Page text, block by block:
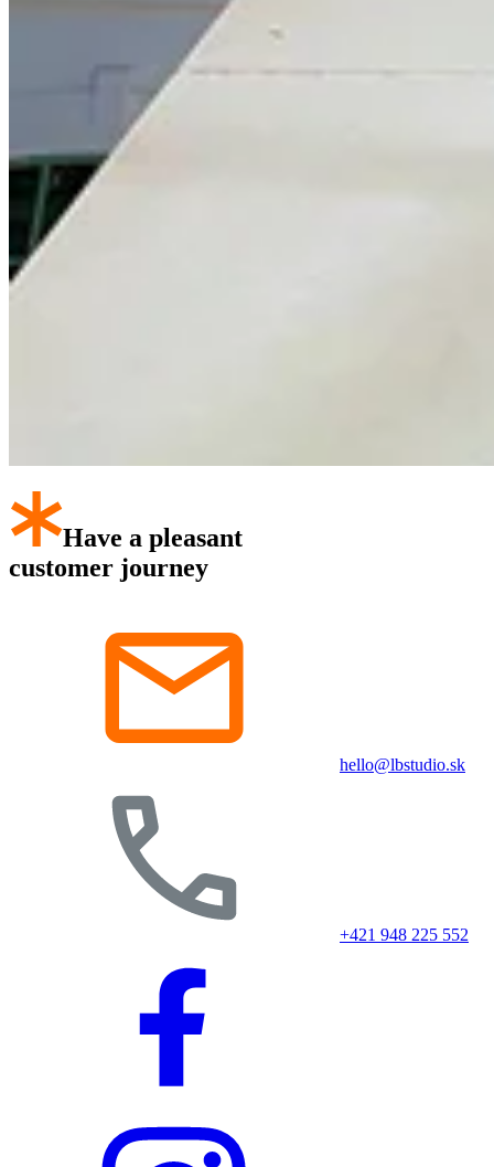
Have a pleasant
customer journey
hello@lbstudio.sk
+421 948 225 552